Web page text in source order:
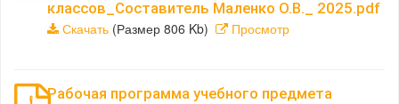
классов_Составитель Маленко О.В._ 2025.pdf
Скачать (Размер 806 Kb) Просмотр
Рабочая программа учебного предмета